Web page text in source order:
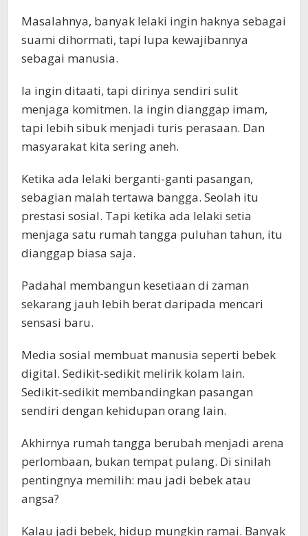
Masalahnya, banyak lelaki ingin haknya sebagai
suami dihormati, tapi lupa kewajibannya
sebagai manusia.
Ia ingin ditaati, tapi dirinya sendiri sulit
menjaga komitmen. Ia ingin dianggap imam,
tapi lebih sibuk menjadi turis perasaan. Dan
masyarakat kita sering aneh.
Ketika ada lelaki berganti-ganti pasangan,
sebagian malah tertawa bangga. Seolah itu
prestasi sosial. Tapi ketika ada lelaki setia
menjaga satu rumah tangga puluhan tahun, itu
dianggap biasa saja.
Padahal membangun kesetiaan di zaman
sekarang jauh lebih berat daripada mencari
sensasi baru.
Media sosial membuat manusia seperti bebek
digital. Sedikit-sedikit melirik kolam lain.
Sedikit-sedikit membandingkan pasangan
sendiri dengan kehidupan orang lain.
Akhirnya rumah tangga berubah menjadi arena
perlombaan, bukan tempat pulang. Di sinilah
pentingnya memilih: mau jadi bebek atau
angsa?
Kalau jadi bebek, hidup mungkin ramai. Banyak